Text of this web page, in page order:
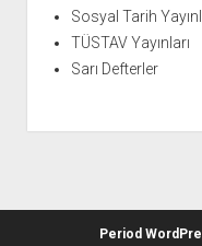
Sosyal Tarih
TÜSTAV Yayınları
Sarı Defterler
Period